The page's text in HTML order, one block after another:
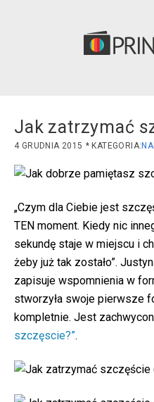
Jak zatrzymać
4 GRUDNIA 2015
„Czym dla Ciebie jest
TEN moment. Kiedy nic
sekundę staje w miejscu i
żeby już tak zostało”.
zapisuje wspomnienia w
stworzyła swoje pierwsze
kompletnie. Jest
szczęscie?”.